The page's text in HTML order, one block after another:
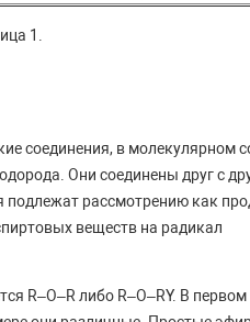
1.
соединения, в молекулярном
Они соединены друг с
рассмотрению как
веществ на радикал
R–O–R либо R–O–RY. В